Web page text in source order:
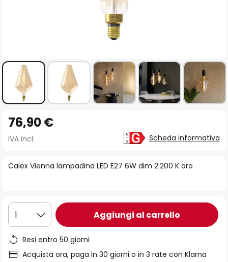
all'inizio
della
Calex Vienna lampadina LED E27 6W dim 2.200 K oro
76,90 €
IVA incl. Scheda informativa
1 Aggiungi al carrello
Resi entro 50 giorni
Acquista ora, paga in 30 giorni o in 3 rate con Klarna